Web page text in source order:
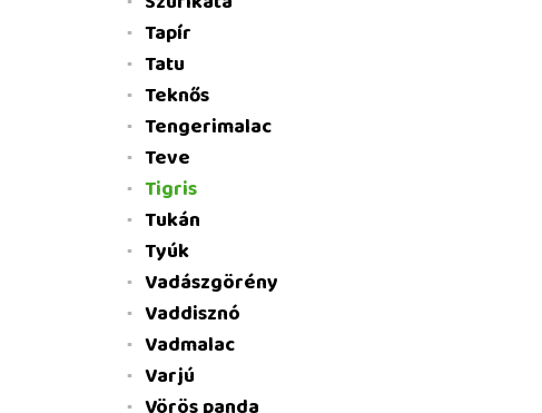
Tapír
Tatu
Teknős
Tengerimalac
Teve
Tigris
Tukán
Tyúk
Vadászgörény
Vaddisznó
Vadmalac
Varjú